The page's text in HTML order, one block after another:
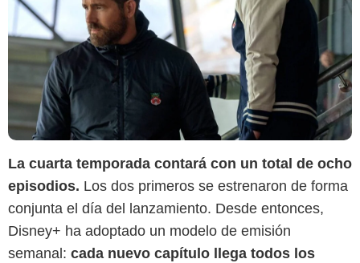
La cuarta temporada contará con un total de ocho
episodios. Los dos primeros se estrenaron de forma
conjunta el día del lanzamiento. Desde entonces,
Disney+ ha adoptado un modelo de emisión
semanal: cada nuevo capítulo llega todos los